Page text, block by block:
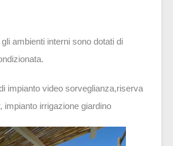
ambienti interni sono dotati di
impianto video sorveglianza,riserva
impianto irrigazione giardino